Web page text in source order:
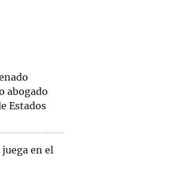
abogado
Estados
en el